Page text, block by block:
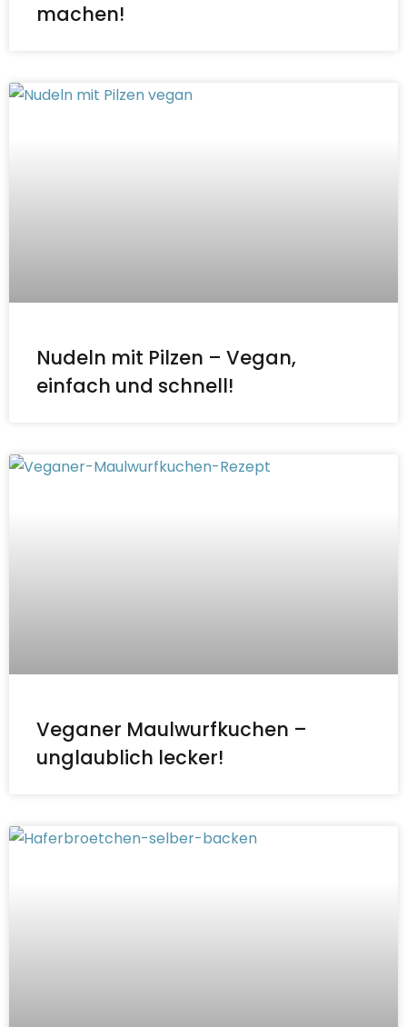
machen!
Nudeln mit Pilzen – Vegan,
einfach und schnell!
Veganer Maulwurfkuchen –
unglaublich lecker!